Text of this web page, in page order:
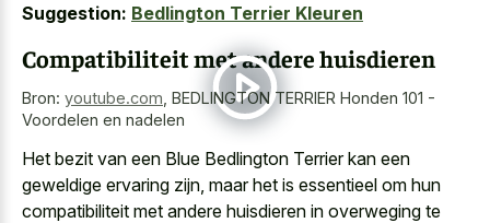
Suggestion: Bedlington Terrier Kleuren
Compatibiliteit met andere huisdieren
Bron: youtube.com BEDLINGTON TERRIER Honden 101 -
Voordelen en nadelen
Het bezit van een Blue Bedlington Terrier kan een
geweldige ervaring zijn, maar het is essentieel om hun
compatibiliteit met andere huisdieren in overweging te